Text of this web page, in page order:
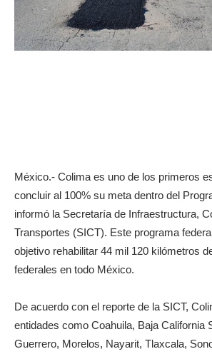
México.- Colima es uno de los primeros
concluir al 100% su meta dentro del
informó la Secretaría de Infraestructura,
Transportes (SICT). Este programa
objetivo rehabilitar 44 mil 120 kilómetros
federales en todo México.
De acuerdo con el reporte de la SICT,
entidades como Coahuila, Baja California
Guerrero, Morelos, Nayarit, Tlaxcala,